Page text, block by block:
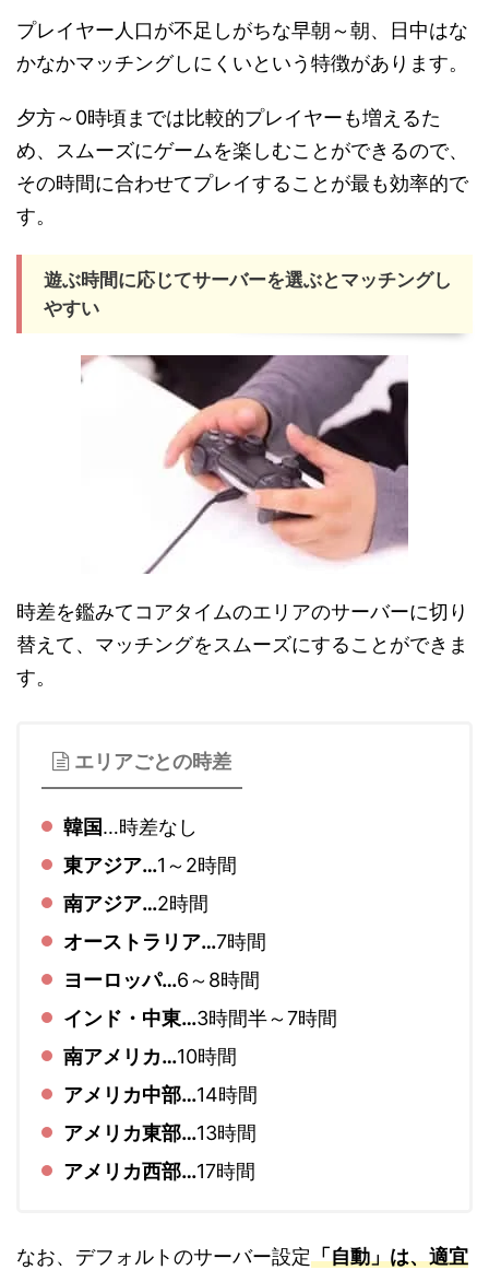
プレイヤー人口が不足しがちな早朝～朝、日中はな
かなかマッチングしにくいという特徴があります。
夕方～0時頃までは比較的プレイヤーも増えるた
め、スムーズにゲームを楽しむことができるので、
その時間に合わせてプレイすることが最も効率的で
す。
遊ぶ時間に応じてサーバーを選ぶとマッチングし
やすい
時差を鑑みてコアタイムのエリアのサーバーに切り
替えて、マッチングをスムーズにすることができま
す。
エリアごとの時差
韓国…時差なし
東アジア…1～2時間
南アジア…2時間
オーストラリア…7時間
ヨーロッパ…6～8時間
インド・中東…3時間半～7時間
南アメリカ…10時間
アメリカ中部…14時間
アメリカ東部…13時間
アメリカ西部…17時間
なお、デフォルトのサーバー設定「自動」は、適宜